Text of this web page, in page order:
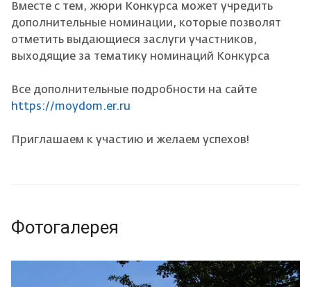
Вместе с тем, жюри Конкурса может учредить
дополнительные номинации, которые позволят
отметить выдающиеся заслуги участников,
выходящие за тематику номинаций Конкурса
Все дополнительные подробности на сайте
https://moydom.er.ru
Приглашаем к участию и желаем успехов!
Фотогалерея